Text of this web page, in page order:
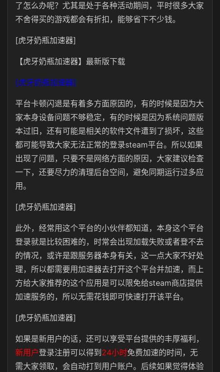
了怎么办呢？尤其是处于各种活动期间，平时很多大家
不舍得买的游戏都会有折扣，能够省下不少钱。
[虎牙奶瓶加速器]
【虎牙奶瓶加速器】最新版下载
[虎牙奶瓶加速器]
平台卡顿闪退是有着多方面原因的，有的时候是因为大
家本身设备问题不够稳定，有的时候是因为系统问题版
本过旧，还有可能是相关的软件文件遭到了损坏，这些
都可能导致大家无法正常的登录steam平台。所以如果
出现了问题，只要不是网络方面的原因，大家建议检查
一下，还要尽力的清理后台空间，避免同期运行过多应
用。
[虎牙奶瓶加速器]
此外，经常用这个平台的小伙伴都知道，本身这个平台
登录就是比较困难的，时常会出现加载失败或者登不去
的情况，或许是跟服务器本身有关，这一点大家不好处
理，所以都需要用加速器去打开这个平台并加速，而上
方给大家推荐的这个应用是可以限免给steam商店提供
加速服务的，所以无需花钱即可快速打开该平台。
[虎牙奶瓶加速器]
如果是新用户的话，还可以享受平台提供的丰厚福利，
新用户登录注册可以得到 24小时免费加速的时间，无
需大家领取，会自动打到用户账户。后续如果觉得体验